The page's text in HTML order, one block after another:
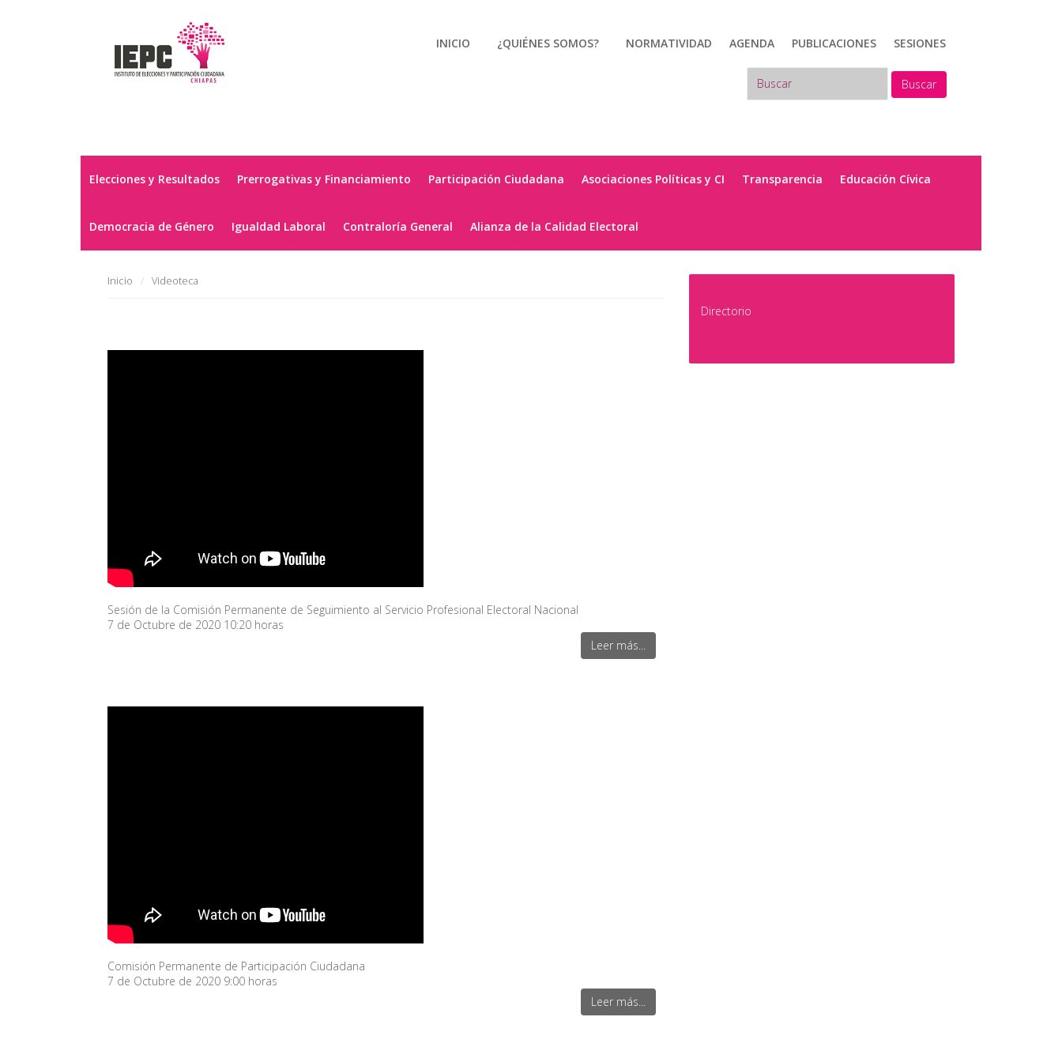
INICIO ¿QUIÉNES SOMOS? NORMATIVIDAD AGENDA PUBLICACIONES SESIONES
Buscar
Elecciones y Resultados Prerrogativas y Financiamiento Participación Ciudadana Asociaciones Políticas y CI Transparencia Educación Cívica
Democracia de Género Igualdad Laboral Contraloría General Alianza de la Calidad Electoral
Inicio Videoteca
Sesión de la Comisión Permanente de Seguimiento al Servicio Profesional Electoral Nacional
7 de Octubre de 2020 10:20 horas
Leer más...
Comisión Permanente de Participación Ciudadana
7 de Octubre de 2020 9:00 horas
Leer más...
Directorio